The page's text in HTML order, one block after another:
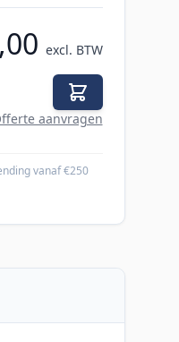
excl. BTW
aanvragen
vanaf €250